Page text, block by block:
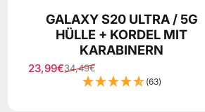
GALAXY S20 ULTRA / 5G
HÜLLE + KORDEL MIT
KARABINERN
Sale price
23,99€
Regular price
34,49€
(63)